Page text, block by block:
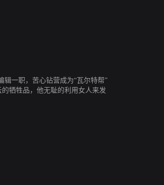
一职，苦心钻营成为“瓦尔特帮”
牺牲品，他无耻的利用女人来发